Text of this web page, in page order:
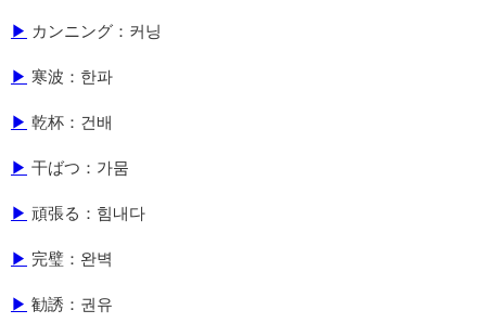
▶ カンニング：커닝
▶ 寒波：한파
▶ 乾杯：건배
▶ 干ばつ：가뭄
▶ 頑張る：힘내다
▶ 完璧：완벽
▶ 勧誘：권유